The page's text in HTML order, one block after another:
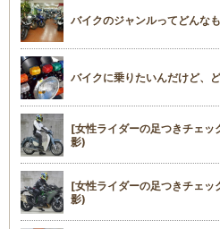
バイクのジャンルってどんな
バイクに乗りたいんだけど、
[女性ライダーの足つきチェ
影)
[女性ライダーの足つきチェ
影)